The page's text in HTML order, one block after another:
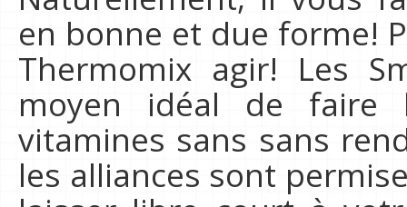
en bonne et due forme!
Thermomix agir! Les
moyen idéal de
vitamines sans sans
les alliances sont